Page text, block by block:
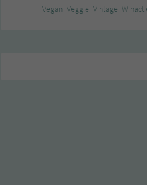
Vegan Veggie Vintage